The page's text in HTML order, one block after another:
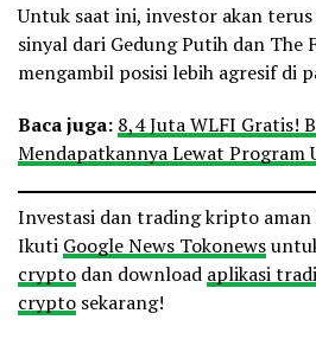
Untuk saat ini, investor akan
sinyal dari Gedung Putih dan The
mengambil posisi lebih agresif di
Baca juga: 8,4 Juta WLFI Gratis!
Mendapatkannya Lewat Program
Investasi dan trading kripto
Ikuti Google News Tokonews
crypto dan download aplikasi
crypto sekarang!